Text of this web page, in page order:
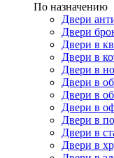
По назначению
Двери
Двери
Двери в
Двери в
Двери в
Двери в
Двери в
Двери в
Двери в
Двери в
Двери в